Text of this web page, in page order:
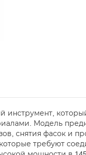
Модель
снятия фасок и
требуют